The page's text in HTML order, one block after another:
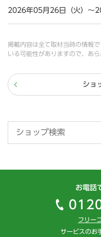
2026年05月26日（火）～
掲載内容は全て取材当時の情報
いる可能性がありますので、あら
ショ
お電話
フリー
サービスのお